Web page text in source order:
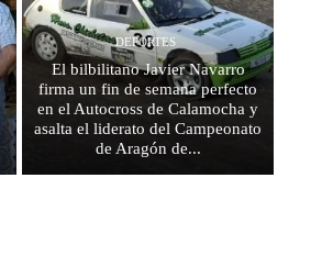
DEPORTES
El bilbilitano Javier Navarro
firma un fin de semana perfecto
en el Autocross de Calamocha y
asalta el liderato del Campeonato
de Aragón de...